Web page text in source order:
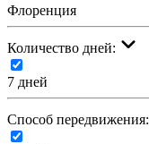
Флоренция
Количество дней:
7 дней
Cпособ передвижения: